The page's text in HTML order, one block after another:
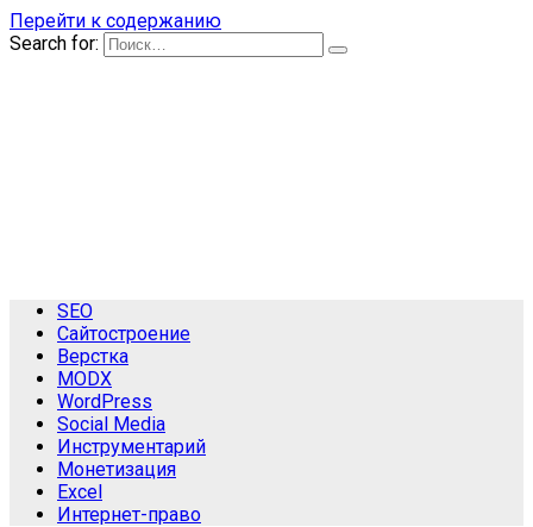
Перейти к содержанию
Search for:
SEO
Сайтостроение
Верстка
MODX
WordPress
Social Media
Инструментарий
Монетизация
Excel
Интернет-право